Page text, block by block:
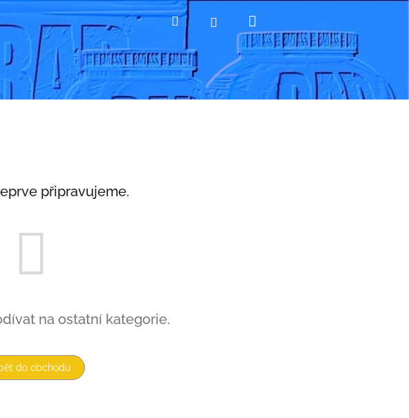
Hledat Přihlášení
košík
připravujeme.
na ostatní kategorie.
do obchodu